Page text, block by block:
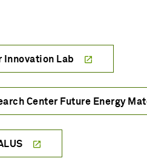
Innovation Lab
Center Future Energy